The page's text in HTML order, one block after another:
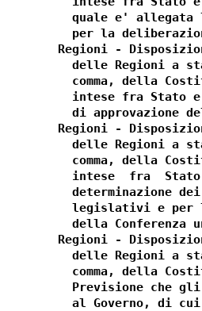
quale e' allegata
per la
Regioni -
delle Regioni a
comma, della
intese fra Stato
di approvazione
Regioni -
delle Regioni a
comma, della
intese  fra
determinazione
legislativi e per
della Conferenza
Regioni -
delle Regioni a
comma, della
Previsione che
al Governo, di